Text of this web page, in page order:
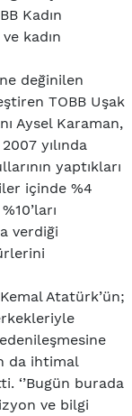
Kadın
kadın
değinilen
TOBB Uşak
Aysel Karaman,
yılında
yaptıkları
içinde %4
verdiği
Atatürk’ün;
da ihtimal
‘’Bugün burada
ve bilgi